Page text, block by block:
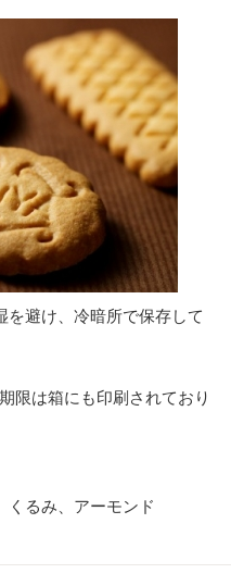
を避け、冷暗所で保存して
限は箱にも印刷されており
くるみ、アーモンド